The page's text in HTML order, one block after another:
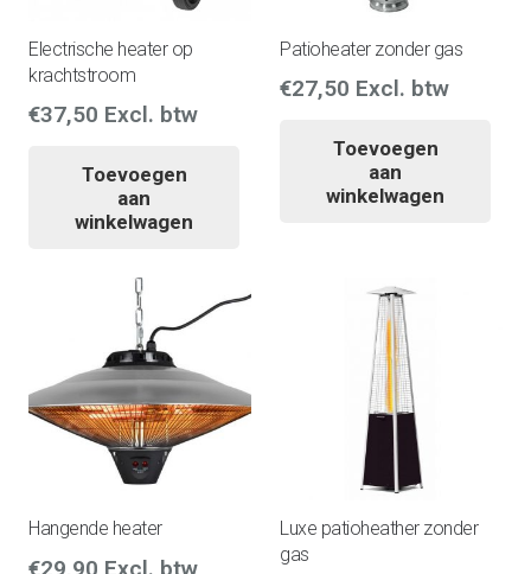
Electrische heater op
krachtstroom
€37,50 Excl. btw
Toevoegen
aan
winkelwagen
Patioheater zonder gas
€27,50 Excl. btw
Toevoegen
aan
winkelwagen
Hangende heater
€29,90 Excl. btw
Luxe patioheather zonder
gas